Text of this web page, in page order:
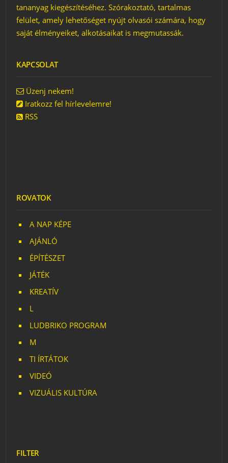
tananyag kiegészítéséhez. Szórakoztató, tartalmas
felület, amely lehetőséget nyújt olvasói számára, hogy
saját élményeiket, alkotásaikat is megmutassák.
KAPCSOLAT
Üzenj nekem!
Iratkozz fel hírlevelemre!
RSS
ROVATOK
A NAP KÉPE
AJÁNLÓ
ÉPÍTÉSZET
JÁTÉK
KREATÍV
L
LUDBRIKO PROGRAM
M
TI ÍRTÁTOK
VIDEÓ
VIZUÁLIS KULTÚRA
FILTER